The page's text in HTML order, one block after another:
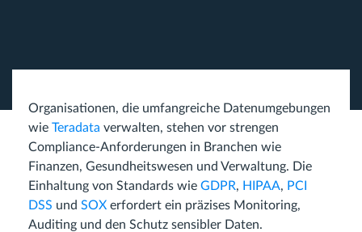
Organisationen, die umfangreiche Datenumgebungen
wie Teradata verwalten, stehen vor strengen
Compliance-Anforderungen in Branchen wie
Finanzen, Gesundheitswesen und Verwaltung. Die
Einhaltung von Standards wie GDPR, HIPAA, PCI
DSS und SOX erfordert ein präzises Monitoring,
Auditing und den Schutz sensibler Daten.